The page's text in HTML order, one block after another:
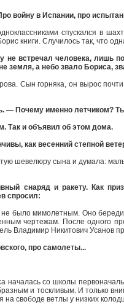
войну в Испании, про
спускался в
книги. Случилось так, что
не встречал человека, лишь
земля, а небо звало Бориса,
Сын горняка, он вырос
Почему именно летчиком?
Так и объявил об этом дома.
как весенний степной
шевелюру сына и думала:
снаряд и ракету. Как
спросил:
было мимолетным. Оно
чертежам. После одного
Владимир Никитович Усанов
про самолеты...
началась со школы
и тоскливым. И только
на свободе ветлы у низких